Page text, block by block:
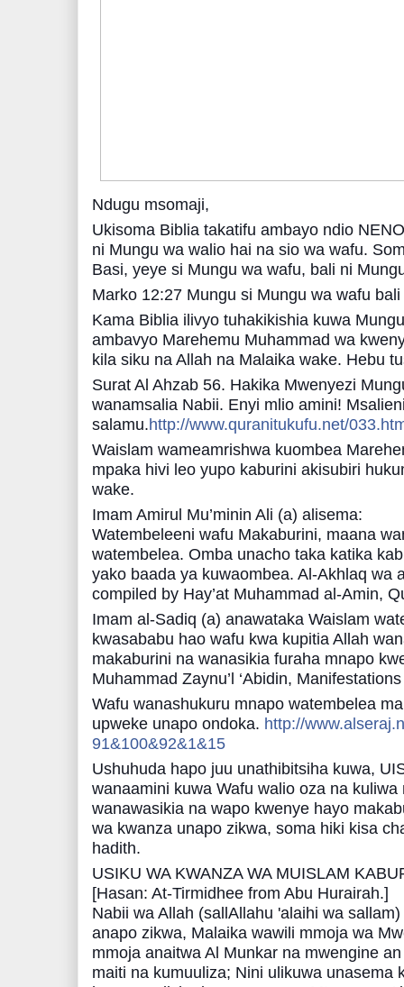
Ndugu msomaji,
Ukisoma Biblia takatifu ambayo ndio
ni Mungu wa walio hai na sio wa wafu.
Basi, yeye si Mungu wa wafu, bali ni
Marko 12:27 Mungu si Mungu wa wafu
Kama Biblia ilivyo tuhakikishia kuwa
ambavyo Marehemu Muhammad wa
kila siku na Allah na Malaika wake. Hebu
Surat Al Ahzab 56. Hakika Mwenyezi
wanamsalia Nabii. Enyi mlio amini!
salamu.http://www.quranitukufu.net/
Waislam wameamrishwa kuombea
mpaka hivi leo yupo kaburini akisubiri
wake.
Imam Amirul Mu’minin Ali (a) alisema:
Watembeleeni wafu Makaburini, maana
watembelea. Omba unacho taka katika
yako baada ya kuwaombea. Al-Akhlaq wa
compiled by Hay’at Muhammad al-Amin,
Imam al-Sadiq (a) anawataka Waislam
kwasababu hao wafu kwa kupitia Allah
makaburini na wanasikia furaha mnapo
Muhammad Zaynu’l ‘Abidin,
Wafu wanashukuru mnapo watembelea
upweke unapo ondoka. http://
91&100&92&1&15
Ushuhuda hapo juu unathibitsiha kuwa,
wanaamini kuwa Wafu walio oza na
wanawasikia na wapo kwenye hayo
wa kwanza unapo zikwa, soma hiki kisa
hadith.
USIKU WA KWANZA WA MUISLAM
[Hasan: At-Tirmidhee from Abu Hurairah.]
Nabii wa Allah (sallAllahu 'alaihi wa
anapo zikwa, Malaika wawili mmoja wa
mmoja anaitwa Al Munkar na mwengine
maiti na kumuuliza; Nini ulikuwa unasema